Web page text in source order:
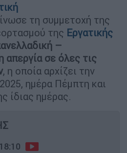
τη συμμετοχή της
της Εργατικής
–
απεργία σε όλες τις
, η οποία αρχίζει την
ημέρα Πέμπτη και
ίδιας ημέρας.